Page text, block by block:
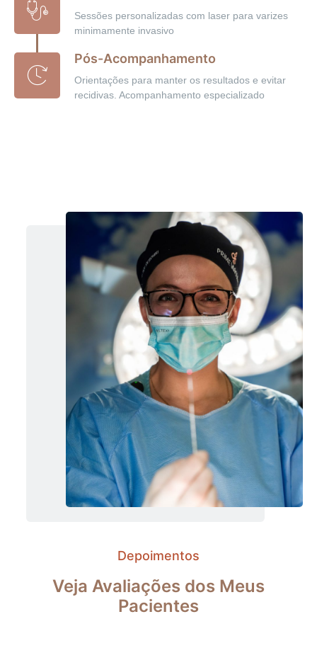
Sessões personalizadas com laser para varizes
minimamente invasivo
Pós-Acompanhamento
Orientações para manter os resultados e evitar
recidivas. Acompanhamento especializado
Depoimentos
Veja Avaliações dos Meus
Pacientes​